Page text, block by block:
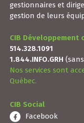
gestionnaires et
gestion de leurs
CIB
514.328.1091
1.844.INFO.GRH
Nos services sont
Québec.
CIB Social
Facebook